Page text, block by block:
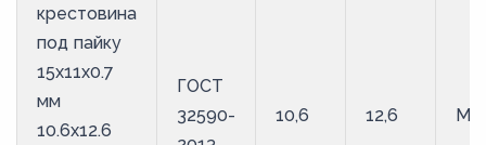
крестовина
под пайку
15х11х0.7
мм
10.6х12.6
ГОСТ
32590-
10,6 12,6